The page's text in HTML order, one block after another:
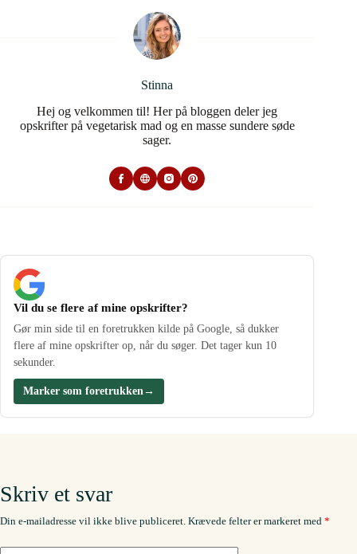
Stinna
Hej og velkommen til! Her på bloggen deler jeg
opskrifter på vegetarisk mad og en masse sundere søde
sager.
Vil du se flere af mine opskrifter?
Gør min side til en foretrukken kilde på Google, så dukker
flere af mine opskrifter op, når du søger. Det tager kun 10
sekunder.
Marker som foretrukken→
Skriv et svar
Din e-mailadresse vil ikke blive publiceret. Krævede felter er markeret med *